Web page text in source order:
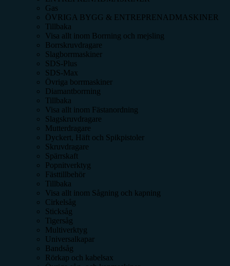
Gas
ÖVRIGA BYGG & ENTREPRENADMASKINER
Tillbaka
Visa allt inom Borrning och mejsling
Borrskruvdragare
Slagborrmaskiner
SDS-Plus
SDS-Max
Övriga borrmaskiner
Diamantborrning
Tillbaka
Visa allt inom Fästanordning
Slagskruvdragare
Mutterdragare
Dyckert, Häft och Spikpistoler
Skruvdragare
Spärrskaft
Popnitverktyg
Fästtillbehör
Tillbaka
Visa allt inom Sågning och kapning
Cirkelsåg
Sticksåg
Tigersåg
Multiverktyg
Universalkapar
Bandsåg
Rörkap och kabelsax